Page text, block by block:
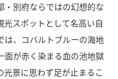
・別府ならではの幻想的な
スポットとして名高い自
は、コバルトブルーの海地
面が赤く染まる血の池地獄
景に思わず足が止まるこ